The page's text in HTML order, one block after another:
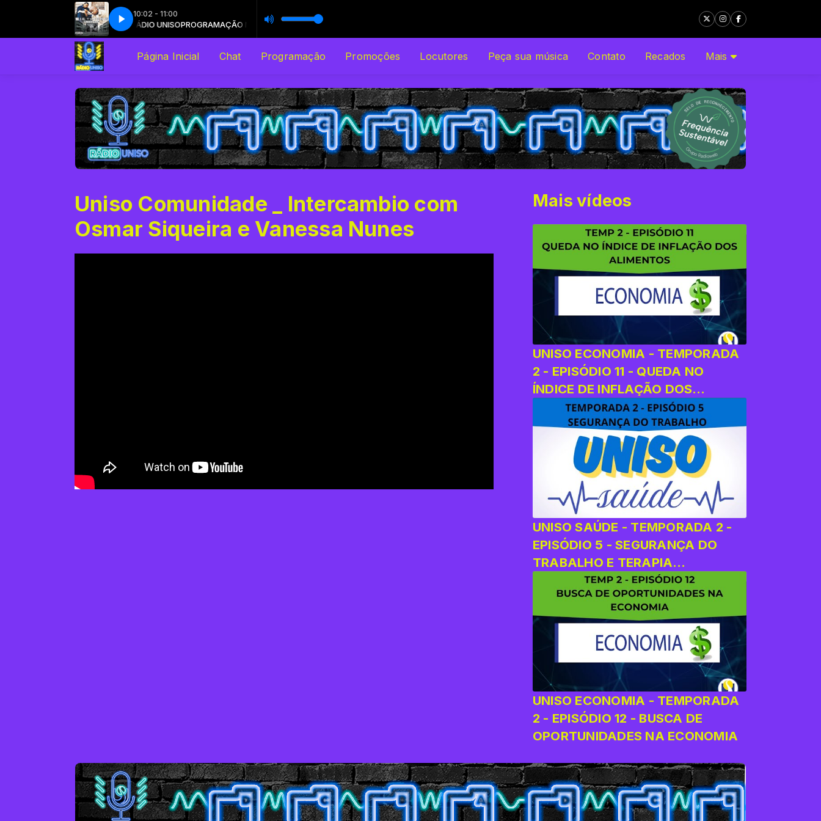
10:02 - 11:00
MUSICAL com RÁDIO UNISOPROGRAMAÇÃO MUSICAL com RÁDIO UNISO
Big Tymers - Still Fly Big Tymers - Still Fly
Página Inicial Chat Programação Promoções Locutores Peça sua música Contato Recados Mais
Uniso Comunidade _ Intercambio com
Osmar Siqueira e Vanessa Nunes
Mais vídeos
UNISO ECONOMIA - TEMPORADA
2 - EPISÓDIO 11 - QUEDA NO
ÍNDICE DE INFLAÇÃO DOS
ALIMENTOS
UNISO SAÚDE - TEMPORADA 2 -
EPISÓDIO 5 - SEGURANÇA DO
TRABALHO E TERAPIA
OCUPACIONAL
UNISO ECONOMIA - TEMPORADA
2 - EPISÓDIO 12 - BUSCA DE
OPORTUNIDADES NA ECONOMIA